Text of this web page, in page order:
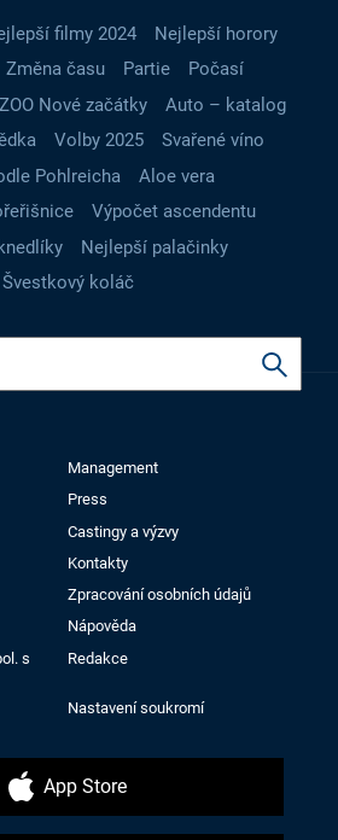
filmy 2024
Nejlepší horory
Změna času Partie
Počasí
ZOO Nové začátky
Auto – katalog
Volby 2025
Svařené víno
Pohlreicha
Aloe vera
Výpočet ascendentu
Nejlepší palačinky
Švestkový koláč
Management
Press
Castingy a výzvy
Kontakty
Zpracování osobních údajů
Nápověda
s
Redakce
Nastavení soukromí
App Store